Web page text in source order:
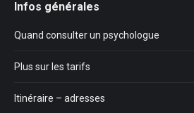
Infos générales
Quand consulter un psychologue
Plus sur les tarifs
Itinéraire – adresses